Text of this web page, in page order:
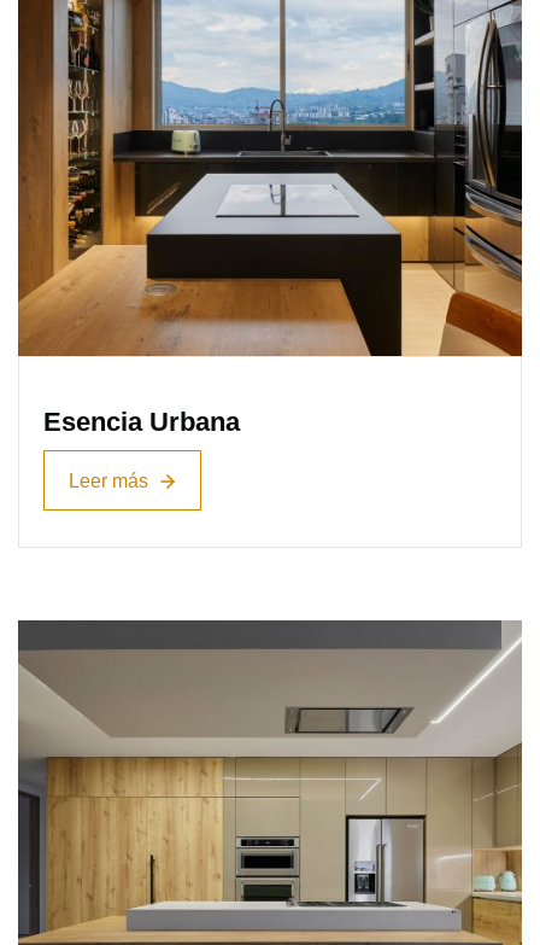
Esencia Urbana
Leer más
Leer más